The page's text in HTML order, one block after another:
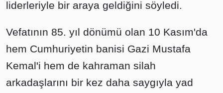
liderleriyle bir araya geldiğini söyledi.
Vefatının 85. yıl dönümü olan 10 Kasım'da
hem Cumhuriyetin banisi Gazi Mustafa
Kemal'i hem de kahraman silah
arkadaşlarını bir kez daha saygıyla yad